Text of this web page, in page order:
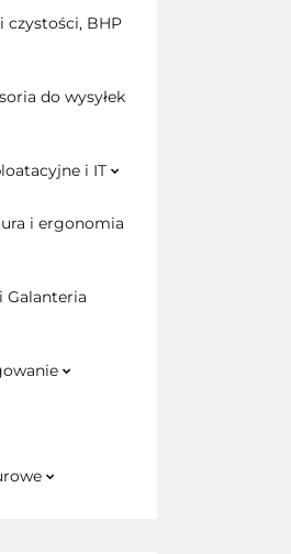
czystości, BHP
do wysyłek
i IT
i ergonomia
Galanteria